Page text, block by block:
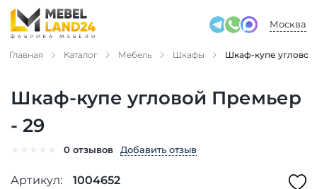
Москва
Главная Каталог Мебель Шкафы Шкаф-купе
Шкаф-купе угловой Премьер
- 29
0 отзывов Добавить отзыв
Артикул: 1004652